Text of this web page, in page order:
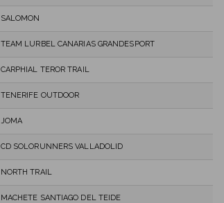
SALOMON
TEAM LURBEL CANARIAS GRANDESPORT
CARPHIAL TEROR TRAIL
TENERIFE OUTDOOR
JOMA
CD SOLORUNNERS VALLADOLID
NORTH TRAIL
MACHETE SANTIAGO DEL TEIDE